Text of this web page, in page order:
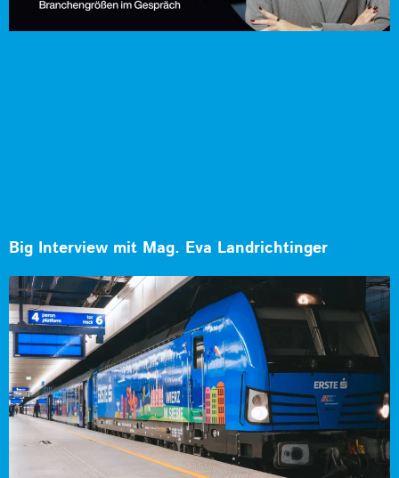
Big Interview mit Mag. Eva Landrichtinger